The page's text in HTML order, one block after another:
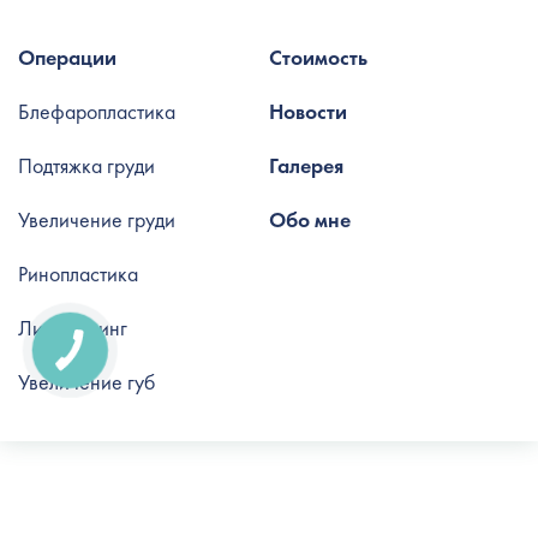
Стоимость
Новости
Галерея
Обо мне
Операции
Блефаропластика
Подтяжка груди
Увеличение груди
Ринопластика
Липофилинг
Увеличение губ